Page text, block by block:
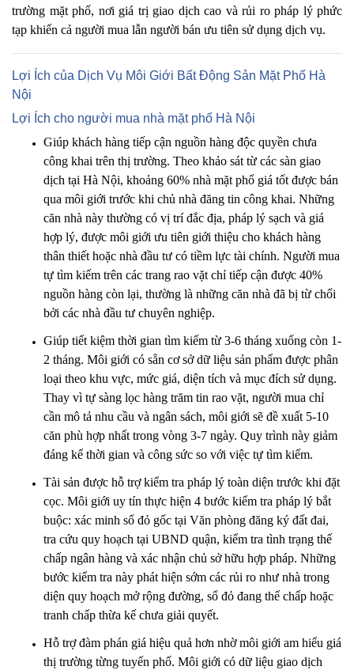
trường mặt phố, nơi giá trị giao dịch cao và rủi ro pháp lý phức
tạp khiến cả người mua lẫn người bán ưu tiên sử dụng dịch vụ.
Lợi Ích của Dịch Vụ Môi Giới Bất Động Sản Mặt Phố Hà
Nội
Lợi Ích cho người mua nhà mặt phố Hà Nội
Giúp khách hàng tiếp cận nguồn hàng độc quyền chưa
công khai trên thị trường. Theo khảo sát từ các sàn giao
dịch tại Hà Nội, khoảng 60% nhà mặt phố giá tốt được bán
qua môi giới trước khi chủ nhà đăng tin công khai. Những
căn nhà này thường có vị trí đắc địa, pháp lý sạch và giá
hợp lý, được môi giới ưu tiên giới thiệu cho khách hàng
thân thiết hoặc nhà đầu tư có tiềm lực tài chính. Người mua
tự tìm kiếm trên các trang rao vặt chỉ tiếp cận được 40%
nguồn hàng còn lại, thường là những căn nhà đã bị từ chối
bởi các nhà đầu tư chuyên nghiệp.
Giúp tiết kiệm thời gian tìm kiếm từ 3-6 tháng xuống còn 1-
2 tháng. Môi giới có sẵn cơ sở dữ liệu sản phẩm được phân
loại theo khu vực, mức giá, diện tích và mục đích sử dụng.
Thay vì tự sàng lọc hàng trăm tin rao vặt, người mua chỉ
cần mô tả nhu cầu và ngân sách, môi giới sẽ đề xuất 5-10
căn phù hợp nhất trong vòng 3-7 ngày. Quy trình này giảm
đáng kể thời gian và công sức so với việc tự tìm kiếm.
Tài sản được hỗ trợ kiểm tra pháp lý toàn diện trước khi đặt
cọc. Môi giới uy tín thực hiện 4 bước kiểm tra pháp lý bắt
buộc: xác minh sổ đỏ gốc tại Văn phòng đăng ký đất đai,
tra cứu quy hoạch tại UBND quận, kiểm tra tình trạng thế
chấp ngân hàng và xác nhận chủ sở hữu hợp pháp. Những
bước kiểm tra này phát hiện sớm các rủi ro như nhà trong
diện quy hoạch mở rộng đường, sổ đỏ đang thế chấp hoặc
tranh chấp thừa kế chưa giải quyết.
Hỗ trợ đàm phán giá hiệu quả hơn nhờ môi giới am hiểu giá
thị trường từng tuyến phố. Môi giới có dữ liệu giao dịch